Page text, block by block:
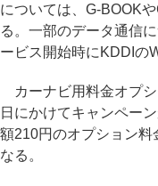
については、G-BOOK
る。一部のデータ通信
ービス開始時にKDDIの
カーナビ用料金オプ
日にかけてキャンペー
額210円のオプション料
なる。